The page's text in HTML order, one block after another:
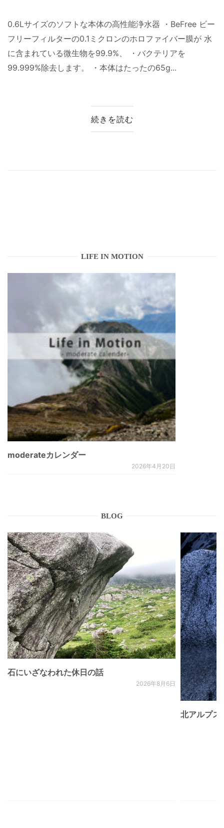
0.6Lサイズのソフトな本体の高性能浄水器 ・BeFree ビー
フリーフィルターの0.1ミクロンのホロファイバー膜が 水
に含まれている微生物を99.9%、 ・バクテリアを
99.999%除去します。 ・本体はたったの65g...
続きを読む
LIFE IN MOTION
moderateカレンダー
2026年4月20日
BLOG
石にいざなわれた休日の話
2026年8月6日
北アルプ